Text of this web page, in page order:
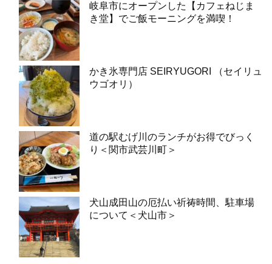
岐阜市にオープンした【カフェねじま
き堂】でご飯モーニングを満喫！
かき氷専門店 SEIRYUGORI （セイリュ
ウゴオリ）
道の駅むげ川のランチがお得でびっく
り＜関市武芸川町＞
犬山成田山の厄払い祈祷時間、駐車場
について＜犬山市＞